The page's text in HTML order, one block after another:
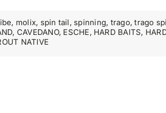
, molix, spin tail, spinning, trago,trago
, CAVEDANO, ESCHE, HARD BAITS,
NATIVE